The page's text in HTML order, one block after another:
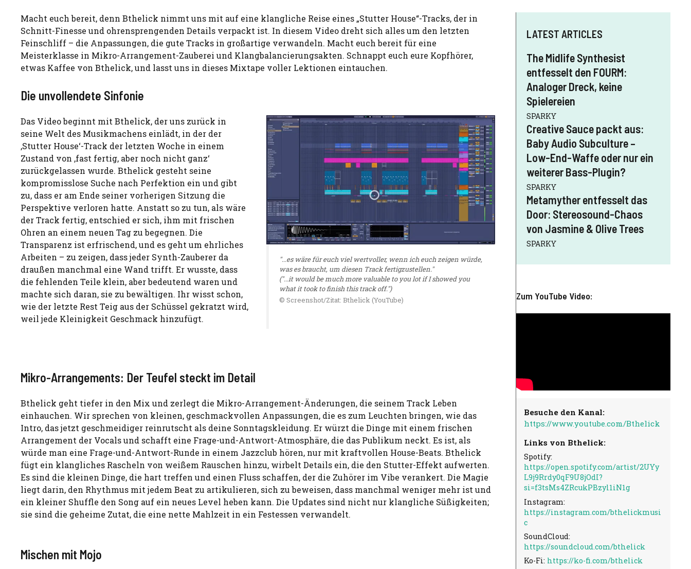
Macht euch bereit, denn Bthelick nimmt uns mit auf eine klangliche Reise eines „Stutter House“-Tracks, der in
Schnitt-Finesse und ohrensprengenden Details verpackt ist. In diesem Video dreht sich alles um den letzten
Feinschliff – die Anpassungen, die gute Tracks in großartige verwandeln. Macht euch bereit für eine
Meisterklasse in Mikro-Arrangement-Zauberei und Klangbalancierungsakten. Schnappt euch eure Kopfhörer,
etwas Kaffee von Bthelick, und lasst uns in dieses Mixtape voller Lektionen eintauchen.
Die unvollendete Sinfonie
Das Video beginnt mit Bthelick, der uns zurück in
seine Welt des Musikmachens einlädt, in der der
‚Stutter House‘-Track der letzten Woche in einem
Zustand von ‚fast fertig, aber noch nicht ganz‘
zurückgelassen wurde. Bthelick gesteht seine
kompromisslose Suche nach Perfektion ein und gibt
zu, dass er am Ende seiner vorherigen Sitzung die
Perspektive verloren hatte. Anstatt so zu tun, als wäre
der Track fertig, entschied er sich, ihm mit frischen
Ohren an einem neuen Tag zu begegnen. Die
Transparenz ist erfrischend, und es geht um ehrliches
Arbeiten – zu zeigen, dass jeder Synth-Zauberer da
draußen manchmal eine Wand trifft. Er wusste, dass
die fehlenden Teile klein, aber bedeutend waren und
machte sich daran, sie zu bewältigen. Ihr wisst schon,
wie der letzte Rest Teig aus der Schüssel gekratzt wird,
weil jede Kleinigkeit Geschmack hinzufügt.
"...es wäre für euch viel wertvoller, wenn ich euch zeigen würde,
was es braucht, um diesen Track fertigzustellen."
("...it would be much more valuable to you lot if I showed you
what it took to finish this track off.")
© Screenshot/Zitat: Bthelick (YouTube)
Mikro-Arrangements: Der Teufel steckt im Detail
Bthelick geht tiefer in den Mix und zerlegt die Mikro-Arrangement-Änderungen, die seinem Track Leben
einhauchen. Wir sprechen von kleinen, geschmackvollen Anpassungen, die es zum Leuchten bringen, wie das
Intro, das jetzt geschmeidiger reinrutscht als deine Sonntagskleidung. Er würzt die Dinge mit einem frischen
Arrangement der Vocals und schafft eine Frage-und-Antwort-Atmosphäre, die das Publikum neckt. Es ist, als
würde man eine Frage-und-Antwort-Runde in einem Jazzclub hören, nur mit kraftvollen House-Beats. Bthelick
fügt ein klangliches Rascheln von weißem Rauschen hinzu, wirbelt Details ein, die den Stutter-Effekt aufwerten.
Es sind die kleinen Dinge, die hart treffen und einen Fluss schaffen, der die Zuhörer im Vibe verankert. Die Magie
liegt darin, den Rhythmus mit jedem Beat zu artikulieren, sich zu beweisen, dass manchmal weniger mehr ist und
ein kleiner Shuffle den Song auf ein neues Level heben kann. Die Updates sind nicht nur klangliche Süßigkeiten;
sie sind die geheime Zutat, die eine nette Mahlzeit in ein Festessen verwandelt.
Mischen mit Mojo
LATEST ARTICLES
The Midlife Synthesist
entfesselt den FOURM:
Analoger Dreck, keine
Spielereien
SPARKY
Creative Sauce packt aus:
Baby Audio Subculture –
Low-End-Waffe oder nur ein
weiterer Bass-Plugin?
SPARKY
Metamyther entfesselt das
Door: Stereosound-Chaos
von Jasmine & Olive Trees
SPARKY
Zum YouTube Video:
Besuche den Kanal:
https://www.youtube.com/Bthelick
Links von Bthelick:
Spotify:
https://open.spotify.com/artist/2UYy
L9j9Rrdy0qF9U8jOdI?
si=f3tsMs4ZRcukPBzyl1iN1g
Instagram:
https://instagram.com/bthelickmusi
c
SoundCloud:
https://soundcloud.com/bthelick
Ko-Fi: https://ko-fi.com/bthelick